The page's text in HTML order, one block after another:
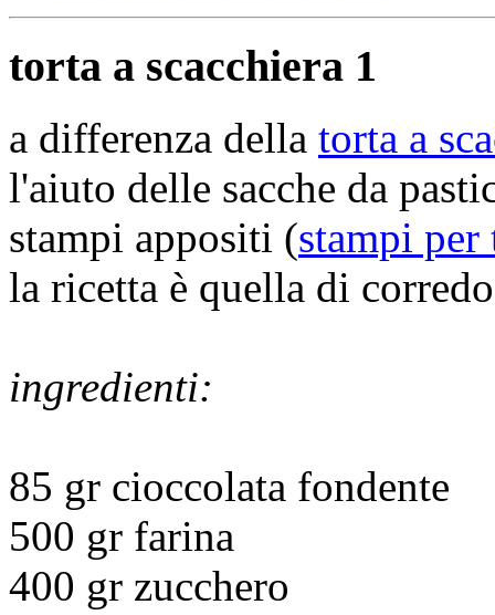
torta a scacchiera 1
a differenza della torta a
l'aiuto delle sacche da
stampi appositi (stampi per
la ricetta è quella di
ingredienti:
85 gr cioccolata fondente
500 gr farina
400 gr zucchero